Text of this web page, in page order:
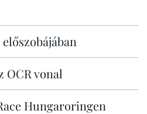
OCR vonal
Hungaroringen